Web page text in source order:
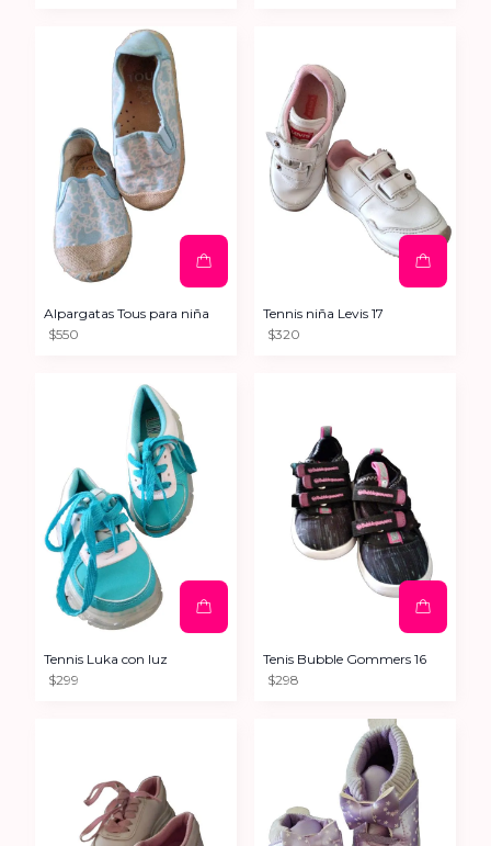
Alpargatas Tous para niña
$550
Tennis niña Levis 17
$320
Tennis Luka con luz
$299
Tenis Bubble Gommers 16
$298